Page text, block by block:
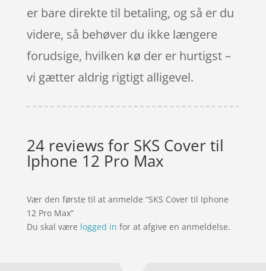
er bare direkte til betaling, og så er du
videre, så behøver du ikke længere
forudsige, hvilken kø der er hurtigst –
vi gætter aldrig rigtigt alligevel.
24 reviews for SKS Cover til
Iphone 12 Pro Max
Vær den første til at anmelde “SKS Cover til Iphone
12 Pro Max”
Du skal være logged in for at afgive en anmeldelse.